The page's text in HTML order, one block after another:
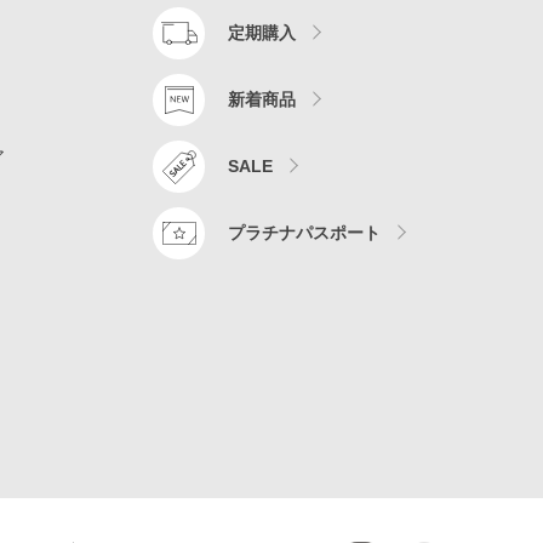
定期購入
新着商品
SALE
プラチナパスポート